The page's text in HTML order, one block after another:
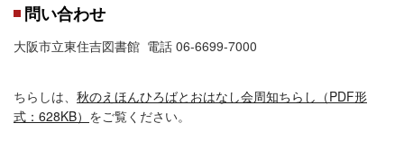
問い合わせ
大阪市立東住吉図書館 電話 06-6699-7000
ちらしは、 秋のえほんひろばとおはなし会周知ちらし（PDF形
式：628KB） をご覧ください。